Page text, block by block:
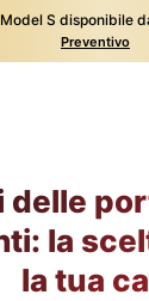
S disponibile
Preventivo
delle
la
la tua